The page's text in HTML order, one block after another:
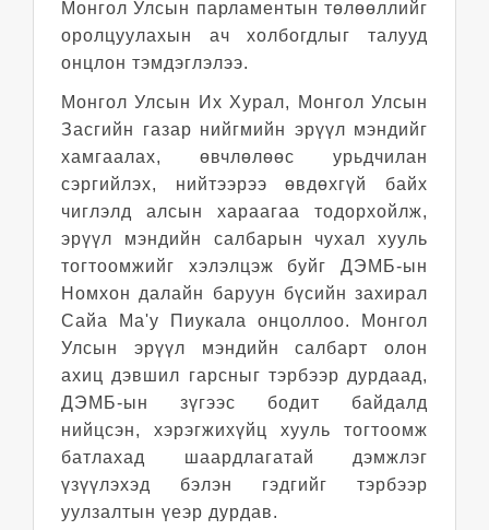
Монгол Улсын парламентын төлөөллийг
оролцуулахын ач холбогдлыг талууд
онцлон тэмдэглэлээ.
Монгол Улсын Их Хурал, Монгол Улсын
Засгийн газар нийгмийн эрүүл мэндийг
хамгаалах, өвчлөлөөс урьдчилан
сэргийлэх, нийтээрээ өвдөхгүй байх
чиглэлд алсын хараагаа тодорхойлж,
эрүүл мэндийн салбарын чухал хууль
тогтоомжийг хэлэлцэж буйг ДЭМБ-ын
Номхон далайн баруун бүсийн захирал
Сайа Ма'у Пиукала онцоллоо. Монгол
Улсын эрүүл мэндийн салбарт олон
ахиц дэвшил гарсныг тэрбээр дурдаад,
ДЭМБ-ын зүгээс бодит байдалд
нийцсэн, хэрэгжихүйц хууль тогтоомж
батлахад шаардлагатай дэмжлэг
үзүүлэхэд бэлэн гэдгийг тэрбээр
уулзалтын үеэр дурдав.